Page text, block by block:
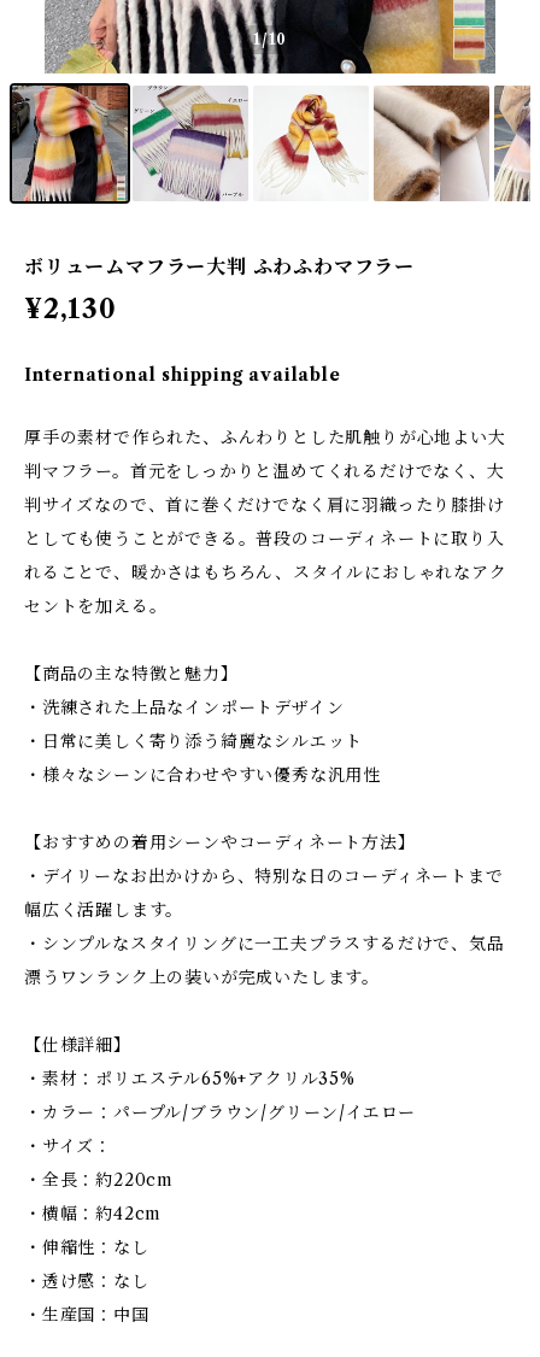
1/10
ボリュームマフラー大判 ふわふわマフラー
¥2,130
International shipping available
厚手の素材で作られた、ふんわりとした肌触りが心地よい大
判マフラー。首元をしっかりと温めてくれるだけでなく、大
判サイズなので、首に巻くだけでなく肩に羽織ったり膝掛け
としても使うことができる。普段のコーディネートに取り入
れることで、暖かさはもちろん、スタイルにおしゃれなアク
セントを加える。
【商品の主な特徴と魅力】
・洗練された上品なインポートデザイン
・日常に美しく寄り添う綺麗なシルエット
・様々なシーンに合わせやすい優秀な汎用性
【おすすめの着用シーンやコーディネート方法】
・デイリーなお出かけから、特別な日のコーディネートまで
幅広く活躍します。
・シンプルなスタイリングに一工夫プラスするだけで、気品
漂うワンランク上の装いが完成いたします。
【仕様詳細】
・素材：ポリエステル65%+アクリル35%
・カラー：パープル/ブラウン/グリーン/イエロー
・サイズ：
・全長：約220cm
・横幅：約42cm
・伸縮性：なし
・透け感：なし
・生産国：中国